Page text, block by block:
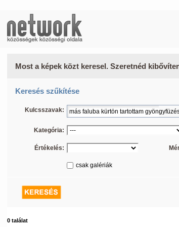
Most a képek közt keresel. Szeretnéd
Keresés szűkítése
Kulcsszavak:
Kategória:
Értékelés:
csak galériák
0 találat